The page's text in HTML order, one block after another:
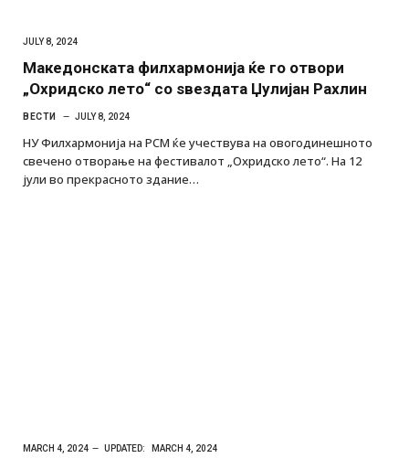
JULY 8, 2024
Македонската филхармонија ќе го отвори
„Охридско лето“ со ѕвездата Џулијан Рахлин
ВЕСТИ JULY 8, 2024
НУ Филхармонија на РСМ ќе учествува на овогодинешното
свечено отворање на фестивалот „Охридско лето“. На 12
јули во прекрасното здание…
MARCH 4, 2024 UPDATED: MARCH 4, 2024